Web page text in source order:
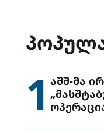
1 აშშ-მა